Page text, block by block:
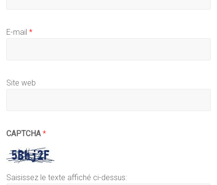
E-mail*
Site web
CAPTCHA*
Saisissez le texte affiché ci-dessus: